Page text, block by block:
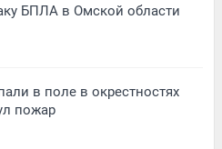
БПЛА в Омской области
в поле в окрестностях
пожар